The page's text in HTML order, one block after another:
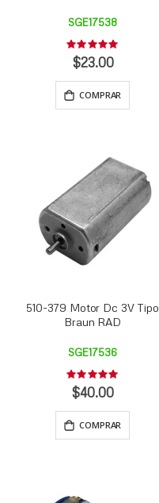
SGE17538
Rating:
0%
$23.00
COMPRAR
510-379 Motor Dc 3V Tipo
Braun RAD
SGE17536
Rating:
0%
$40.00
COMPRAR